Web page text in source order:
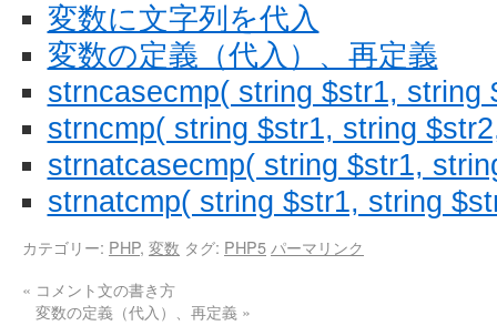
変数に文字列を代入
変数の定義（代入）、再定義
strncasecmp( string $str1, string
strncmp( string $str1, string
strnatcasecmp( string $str1,
strnatcmp( string $str1, string
カテゴリー: PHP, 変数 タグ: PHP5 パーマリンク
« コメント文の書き方
変数の定義（代入）、再定義 »